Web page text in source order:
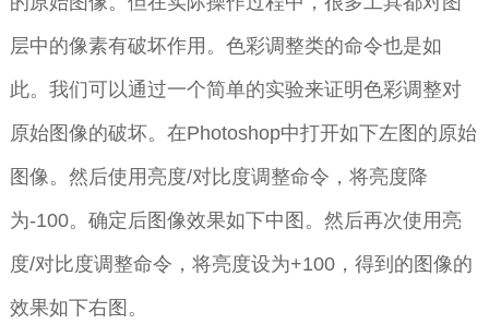
层中的像素有破坏作用。色彩调整类的命令也是如
此。我们可以通过一个简单的实验来证明色彩调整对
原始图像的破坏。在Photoshop中打开如下左图的原始
图像。然后使用亮度/对比度调整命令，将亮度降
为-100。确定后图像效果如下中图。然后再次使用亮
度/对比度调整命令，将亮度设为+100，得到的图像的
效果如下右图。